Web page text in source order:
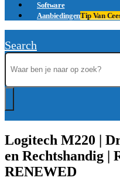
Software
AanbiedingenTip Van
Search
Logitech M220 |
en Rechtshandig |
RENEWED